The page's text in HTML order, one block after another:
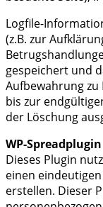
Logfile-
(z.B. zur
gespeichert und
Aufbewahrung zu
bis zur
der Löschung
WP-Spreadplugin
Dieses Plugin
einen
erstellen. Dieser